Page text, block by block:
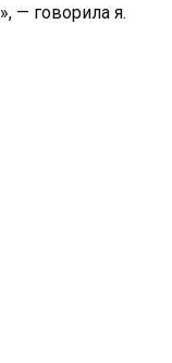
— говорила я.